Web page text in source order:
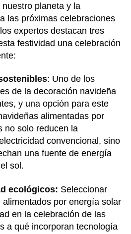
planeta y la
las próximas celebraciones
expertos destacan tres
festividad una celebración
: Uno de los
de la decoración navideña
y una opción para este
alimentadas por
no solo reducen la
convencional, sino
una fuente de energía
sol.
ecológicos: Seleccionar
por energía solar
en la celebración de las
a qué incorporan tecnología